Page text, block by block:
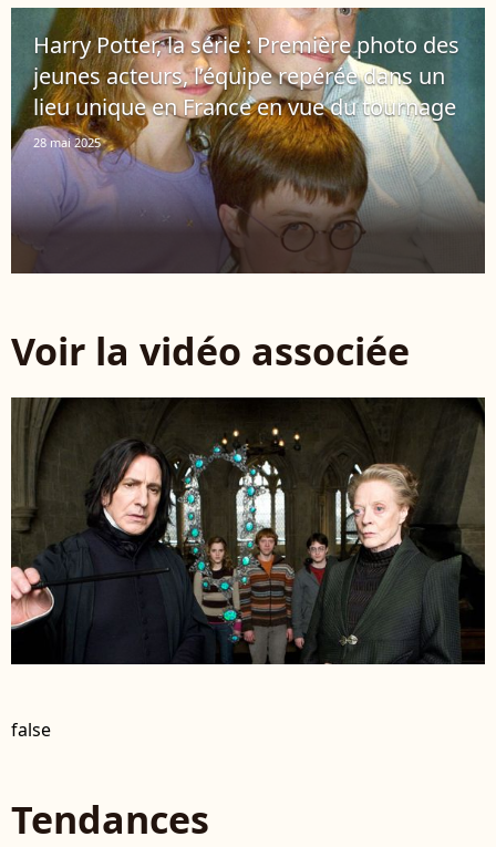
Harry Potter, la série : Première photo des
jeunes acteurs, l’équipe repérée dans un
lieu unique en France en vue du tournage
28 mai 2025
Voir la vidéo associée
false
Tendances